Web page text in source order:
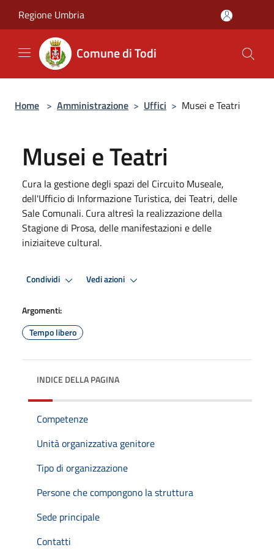
Regione Umbria
Comune di Todi
Home > Amministrazione > Uffici > Musei e Teatri
Musei e Teatri
Cura la gestione degli spazi del Circuito Museale,
dell'Ufficio di Informazione Turistica, dei Teatri, delle
Sale Comunali. Cura altresì la realizzazione della
Stagione di Prosa, delle manifestazioni e delle
iniziaiteve cultural.
Condividi Vedi azioni
Argomenti:
Tempo libero
INDICE DELLA PAGINA
Competenze
Unità organizzativa genitore
Tipo di organizzazione
Persone che compongono la struttura
Sede principale
Contatti